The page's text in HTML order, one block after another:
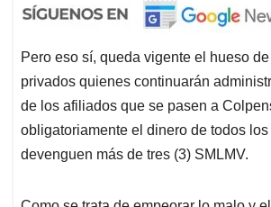
Pero eso sí, queda vigente el hueso
privados quienes continuarán
de los afiliados que se pasen a
obligatoriamente el dinero de todos
devenguen más de tres (3) SMLMV.